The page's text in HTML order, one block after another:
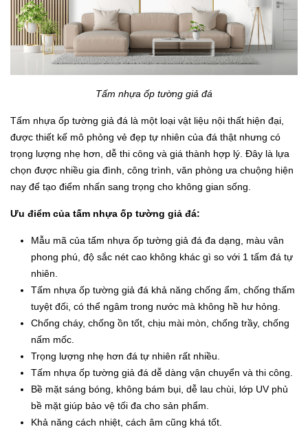
Tấm nhựa ốp tường giả đá
Tấm nhựa ốp tường giả đá là một loại vật liệu nội thất hiện đại,
được thiết kế mô phỏng vẻ đẹp tự nhiên của đá thật nhưng có
trọng lượng nhẹ hơn, dễ thi công và giá thành hợp lý. Đây là lựa
chọn được nhiều gia đình, công trình, văn phòng ưa chuộng hiện
nay để tạo điểm nhấn sang trọng cho không gian sống.
Ưu điểm của tấm nhựa ốp tường giả đá:
Mẫu mã của tấm nhựa ốp tường giả đá đa dạng, màu vân
phong phú, độ sắc nét cao không khác gì so với 1 tấm đá tự
nhiên.
Tấm nhựa ốp tường giả đá khả năng chống ẩm, chống thấm
tuyệt đối, có thể ngâm trong nước mà không hề hư hỏng.
Chống cháy, chống ồn tốt, chịu mài mòn, chống trầy, chống
nấm mốc.
Trọng lượng nhẹ hơn đá tự nhiên rất nhiều.
Tấm nhựa ốp tường giả đá dễ dàng vận chuyển và thi công.
Bề mặt sáng bóng, không bám bụi, dễ lau chùi, lớp UV phủ
bề mặt giúp bảo vệ tối đa cho sản phẩm.
Khả năng cách nhiệt, cách âm cũng khá tốt.